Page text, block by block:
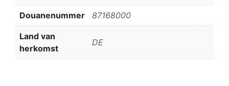
Douanenummer 87168000
Land van
herkomst
DE